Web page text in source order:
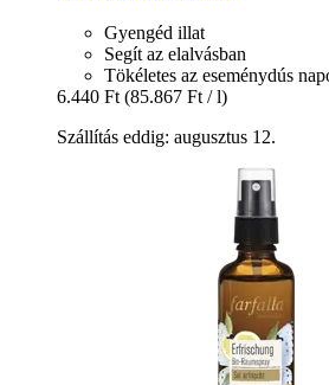
Gyengéd illat
Segít az elalvásban
Tökéletes az eseménydús
6.440 Ft (85.867 Ft / l)
Szállítás eddig: augusztus 12.